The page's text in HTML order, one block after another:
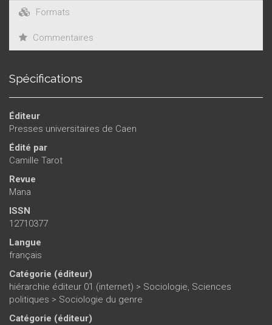
Formats
Commentaires
Spécifications
Éditeur
Presses universitaires de Caen
Édité par
Camille Tarot
Revue
Mana
ISSN
12710377
Langue
français
Catégorie (éditeur)
hiérarchie éditeur 01 (internet) > Sociologie, Sciences
politiques > Sociologie du genre
Catégorie (éditeur)